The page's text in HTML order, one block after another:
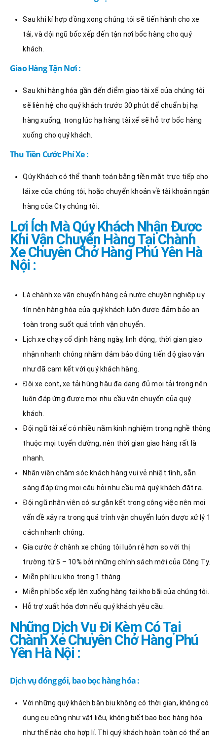
Sau khi kí hợp đồng xong chúng tôi sẽ tiến hành cho xe
tải, và đội ngũ bốc xếp đến tận nơi bốc hàng cho quý
khách.
Giao Hàng Tận Nơi :
Sau khi hàng hóa gần đến điểm giao tài xế của chúng tôi
sẽ liên hệ cho quý khách trước 30 phút để chuẩn bị hạ
hàng xuống, trong lúc hạ hàng tài xế sẽ hỗ trợ bốc hàng
xuống cho quý khách.
Thu Tiền Cước Phí Xe :
Qúy Khách có thể thanh toán bằng tiền mặt trực tiếp cho
lái xe của chúng tôi, hoặc chuyển khoản về tài khoản ngân
hàng của Cty chúng tôi.
Lợi Ích Mà Qúy Khách Nhận Được
Khi Vận Chuyển Hàng Tại Chành
Xe Chuyên Chở Hàng Phú Yên Hà
Nội :
Là chành xe vận chuyển hàng cả nước chuyên nghiệp uy
tín nên hàng hóa của quý khách luôn được đảm bảo an
toàn trong suốt quá trình vận chuyển.
Lịch xe chạy cố định hàng ngày, linh động, thời gian giao
nhận nhanh chóng nhằm đảm bảo đúng tiến độ giao vận
như đã cam kết với quý khách hàng.
Đội xe cont, xe tải hùng hậu đa dạng đủ mọi tải trọng nên
luôn đáp ứng được mọi nhu cầu vận chuyển của quý
khách.
Đội ngũ tài xế có nhiều năm kinh nghiệm trong nghề thông
thuộc mọi tuyến đường, nên thời gian giao hàng rất là
nhanh.
Nhân viên chăm sóc khách hàng vui vẻ nhiệt tình, sẵn
sàng đáp ứng mọi câu hỏi nhu cầu mà quý khách đặt ra.
Đội ngũ nhân viên có sự gắn kết trong công việc nên mọi
vấn đề xảy ra trong quá trình vận chuyển luôn được xử lý 1
cách nhanh chóng.
Gía cước ở chành xe chúng tôi luôn rẻ hơn so với thị
trường từ 5 – 10% bởi những chính sách mới của Công Ty.
Miễn phí lưu kho trong 1 tháng.
Miễn phí bốc xếp lên xuống hàng tại kho bãi của chúng tôi.
Hỗ trợ xuất hóa đơn nếu quý khách yêu cầu.
Những Dịch Vụ Đi Kèm Có Tại
Chành Xe Chuyên Chở Hàng Phú
Yên Hà Nội :
Dịch vụ đóng gói, bao bọc hàng hóa :
Với những quý khách bận bịu không có thời gian, không có
dụng cụ cũng như vật liệu, không biết bao bọc hàng hóa
như thế nào cho hợp lí. Thì quý khách hoàn toàn có thể an